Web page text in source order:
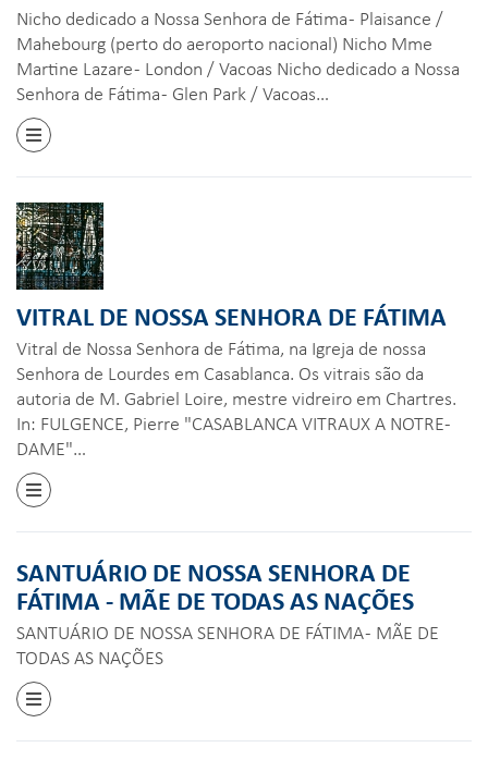
Nicho dedicado a Nossa Senhora de Fátima - Plaisance /
Mahebourg (perto do aeroporto nacional) Nicho Mme
Martine Lazare - London / Vacoas Nicho dedicado a Nossa
Senhora de Fátima - Glen Park / Vacoas…
VITRAL DE NOSSA SENHORA DE FÁTIMA
Vitral de Nossa Senhora de Fátima, na Igreja de nossa
Senhora de Lourdes em Casablanca. Os vitrais são da
autoria de M. Gabriel Loire, mestre vidreiro em Chartres.
In: FULGENCE, Pierre "CASABLANCA VITRAUX A NOTRE-
DAME"…
SANTUÁRIO DE NOSSA SENHORA DE
FÁTIMA - MÃE DE TODAS AS NAÇÕES
SANTUÁRIO DE NOSSA SENHORA DE FÁTIMA - MÃE DE
TODAS AS NAÇÕES